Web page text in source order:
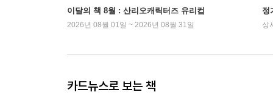
이달의 책 8월 : 산리오캐릭터즈 유리컵
2026년 08월 01일 ~ 2026년 08월 31일
정
상
카드뉴스로 보는 책